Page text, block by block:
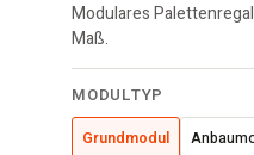
Modulares
Maß.
Palettenregal
·
350x270x110
MODULTYP
Grundmodul